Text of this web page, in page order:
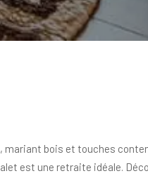
bois et touches
est une retraite idéale.